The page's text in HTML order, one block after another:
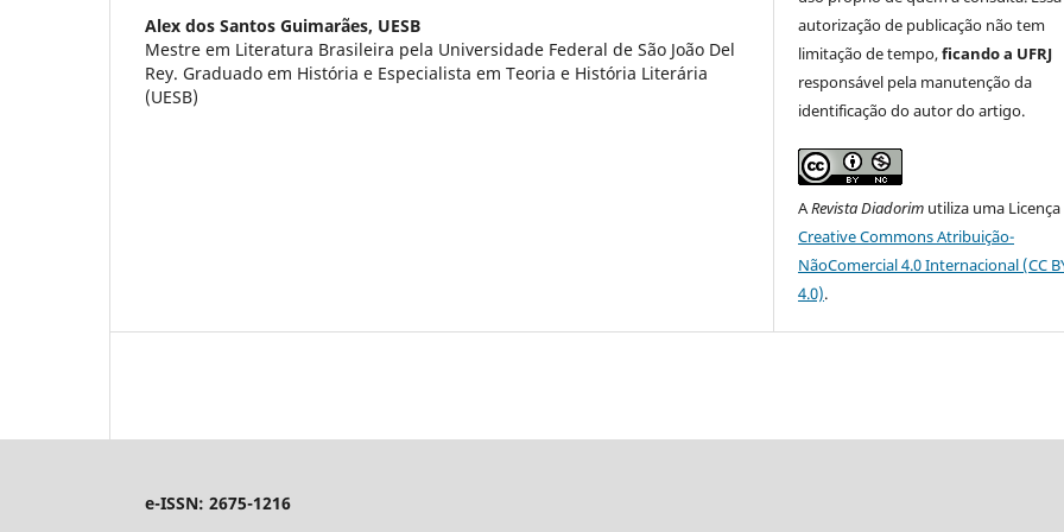
Alex dos Santos Guimarães, UESB
Mestre em Literatura Brasileira pela Universidade Federal de São João Del
Rey. Graduado em História e Especialista em Teoria e História Literária
(UESB)
autorização de publicação não tem
limitação de tempo,ficando a UFRJ
responsável pela manutenção da
identificação do autor do artigo.
ARevista Diadorim utiliza uma Licença
Creative Commons Atribuição-
NãoComercial 4.0 Internacional (CC
4.0).
e-ISSN: 2675-1216